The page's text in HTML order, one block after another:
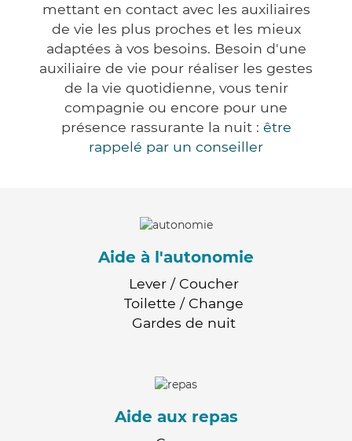
mettant en contact avec les auxiliaires
de vie les plus proches et les mieux
adaptées à vos besoins. Besoin d'une
auxiliaire de vie pour réaliser les gestes
de la vie quotidienne, vous tenir
compagnie ou encore pour une
présence rassurante la nuit : être
rappelé par un conseiller
Aide à l'autonomie
Lever / Coucher
Toilette / Change
Gardes de nuit
Aide aux repas